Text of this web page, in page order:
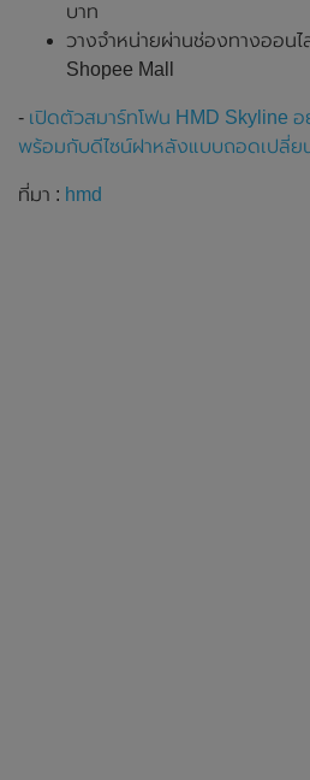
บาท
วางจำหน่ายผ่านช่องทางออนไ
Shopee Mall
- เปิดตัวสมาร์ทโฟน HMD Skyline อ
พร้อมกับดีไซน์ฝาหลังแบบถอดเปลี่ย
ที่มา : hmd